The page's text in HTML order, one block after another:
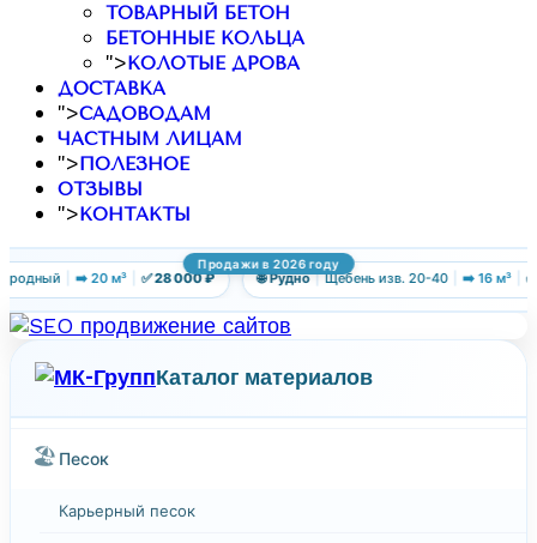
ТОВАРНЫЙ БЕТОН
БЕТОННЫЕ КОЛЬЦА
">КОЛОТЫЕ ДРОВА
ДОСТАВКА
">САДОВОДАМ
ЧАСТНЫМ ЛИЦАМ
">ПОЛЕЗНОЕ
ОТЗЫВЫ
">КОНТАКТЫ
Продажи в 2026 году
| ➡️ 20 м³ | ✅ 28 000 ₽ 🌐 Рудно | Щебень изв. 20-40 | ➡️ 16 м³ |
Каталог материалов
🏖️ Песок
Карьерный песок